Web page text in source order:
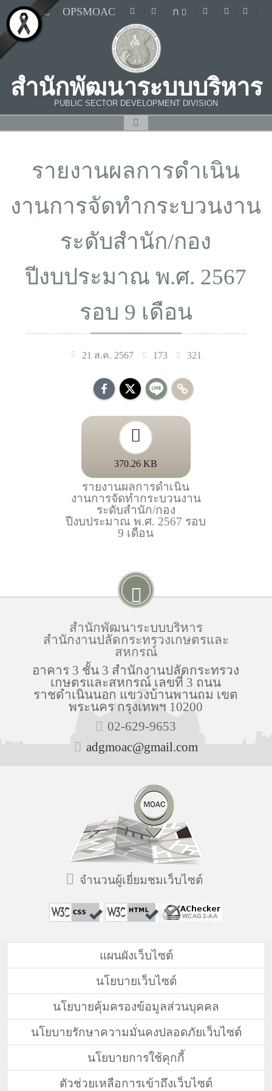
MOAC OPSMOAC ก
สำนักพัฒนาระบบบริหาร
PUBLIC SECTOR DEVELOPMENT DIVISION
รายงานผลการดำเนิน
งานการจัดทำกระบวนงาน
ระดับสำนัก/กอง
ปีงบประมาณ พ.ศ. 2567
รอบ 9 เดือน
21 ส.ค. 2567 173 321
370.26 KB
รายงานผลการดำเนิน
งานการจัดทำกระบวนงาน
ระดับสำนัก/กอง
ปีงบประมาณ พ.ศ. 2567 รอบ
9 เดือน
สำนักพัฒนาระบบบริหาร
สำนักงานปลัดกระทรวงเกษตรและ
สหกรณ์
อาคาร 3 ชั้น 3 สำนักงานปลัดกระทรวง
เกษตรและสหกรณ์ เลขที่ 3 ถนน
ราชดำเนินนอก แขวงบ้านพานถม เขต
พระนคร กรุงเทพฯ 10200
02-629-9653
adgmoac@gmail.com
จำนวนผู้เยี่ยมชมเว็บไซต์
แผนผังเว็บไซต์
นโยบายเว็บไซต์
นโยบายคุ้มครองข้อมูลส่วนบุคคล
นโยบายรักษาความมั่นคงปลอดภัยเว็บไซต์
นโยบายการใช้คุกกี้
ตัวช่วยเหลือการเข้าถึงเว็บไซต์